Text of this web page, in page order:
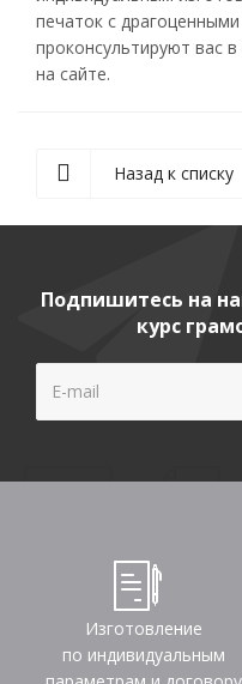
печаток с
проконсультируют вас
на сайте.
Назад к списку
Подпишитесь на
курс
Изготовление
по индивидуальным